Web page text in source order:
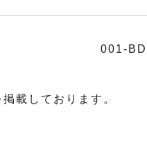
001-
載しております。